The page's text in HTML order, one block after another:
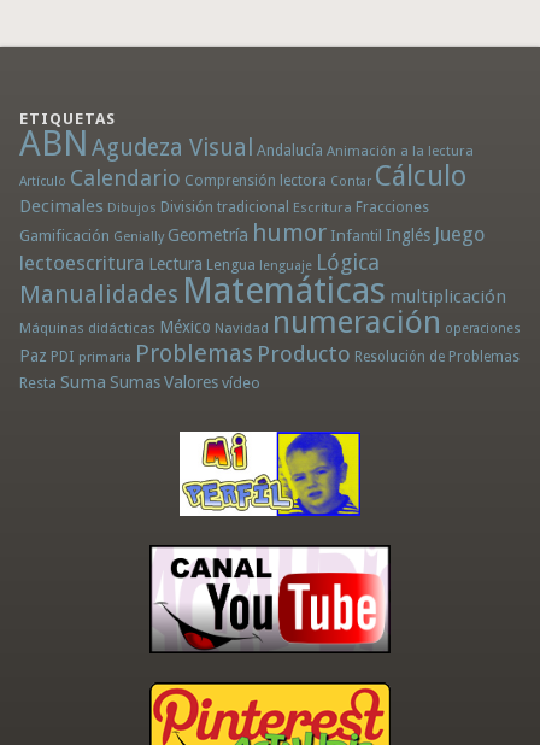
ETIQUETAS
ABN Agudeza Visual Andalucía Animación a la lectura
Artículo Calendario Comprensión lectora Contar Cálculo
Decimales Dibujos División tradicional Escritura Fracciones
Gamificación Genially Geometría humor Infantil Inglés Juego
lectoescritura Lectura Lengua lenguaje Lógica
Manualidades Matemáticas multiplicación
Máquinas didácticas México Navidad numeración operaciones
Paz PDI primaria Problemas Producto Resolución de Problemas
Resta Suma Sumas Valores vídeo